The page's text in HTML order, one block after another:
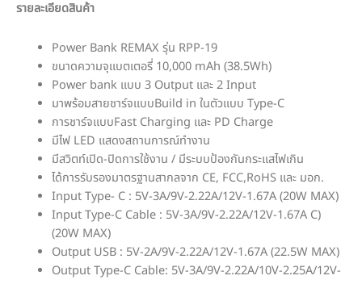
รายละเอียดสินค้า
Power Bank REMAX รุ่น RPP-19
ขนาดความจุแบตเตอรี่ 10,000 mAh (38.5Wh)
Power bank แบบ 3 Output และ 2 Input
มาพร้อมสายชาร์จแบบBuild in ในตัวแบบ Type-C
การชาร์จแบบFast Charging และ PD Charge
มีไฟ LED แสดงสถานการณ์ทำงาน
มีสวิตท์เปิด-ปิดการใช้งาน / มีระบบป้องกันกระแสไฟเกิน
ได้การรับรองมาตรฐานสากลจาก CE, FCC,RoHS และ มอก.
Input Type- C : 5V-3A/9V-2.22A/12V-1.67A (20W MAX)
Input Type-C Cable : 5V-3A/9V-2.22A/12V-1.67A C)
(20W MAX)
Output USB : 5V-2A/9V-2.22A/12V-1.67A (22.5W MAX)
Output Type-C Cable: 5V-3A/9V-2.22A/10V-2.25A/12V-